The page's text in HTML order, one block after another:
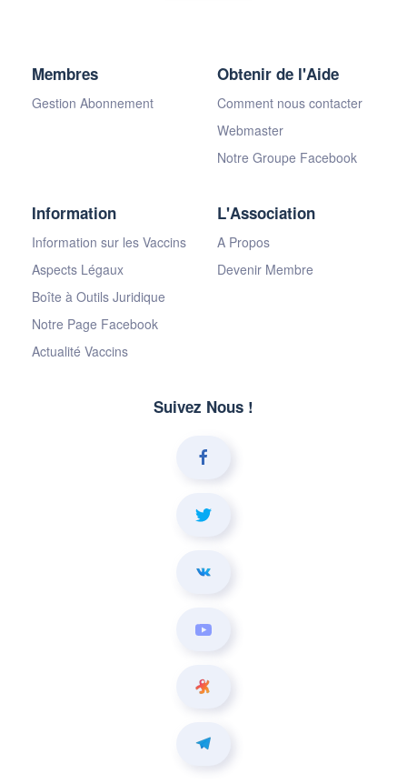
Membres
Gestion Abonnement
Obtenir de l'Aide
Comment nous contacter
Webmaster
Notre Groupe Facebook
Information
Information sur les Vaccins
Aspects Légaux
Boîte à Outils Juridique
Notre Page Facebook
Actualité Vaccins
L'Association
A Propos
Devenir Membre
Suivez Nous !